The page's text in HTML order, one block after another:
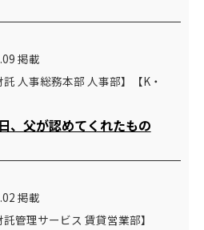
掲載
託 人事総務本部 人事部】【K・
、父が認めてくれたもの
掲載
託管理サービス 賃貸営業部】